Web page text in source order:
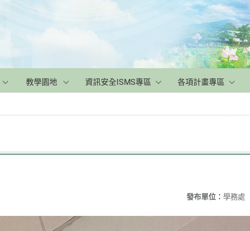
教學園地 資訊安全ISMS專區 各項計畫專區
發布單位： 學務處